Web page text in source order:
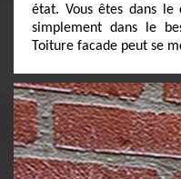
état. Vous êtes dans le
simplement dans le
Toiture facade peut se